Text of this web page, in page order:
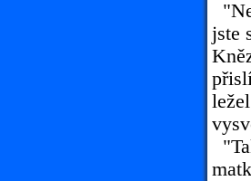
jste